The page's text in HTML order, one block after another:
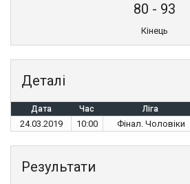
80 - 93
Кінець
Деталі
Дата Час Ліга
24.03.2019 10:00 Фінал. Чоловіки
Результати